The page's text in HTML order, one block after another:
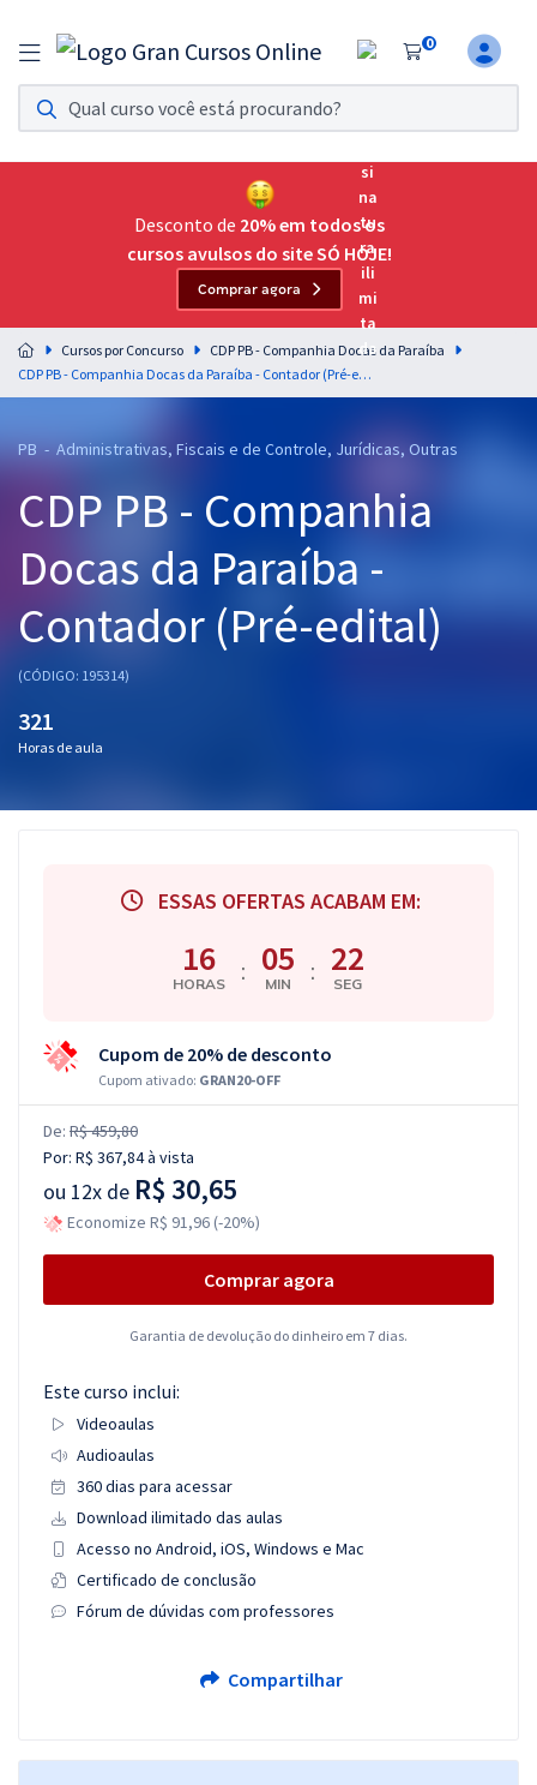
0
Assinatura Ilimitada 11
Acesso a todos os cursos. Teste grátis por 7 dias!
Assinatura OAB Até Passar
Acesso ilimitado a toda preparação para o Exame da
Residências Multiprofissionais
Preparação completa e intensiva para as principais
residências em saúde do Brasil
Cursos 20% OFF
Pós
Graduação
OAB
Mentorias
Desconto de 20% em todos os
cursos avulsos do site SÓ HOJE!
Comprar agora
Cursos por Concurso
CDP PB - Companhia Docas da Paraíba
CDP PB - Companhia Docas da Paraíba - Contador (Pré-edital)
PB - Administrativas, Fiscais e de Controle, Jurídicas, Outras
CDP PB - Companhia
Docas da Paraíba -
Contador (Pré-edital)
(CÓDIGO: 195314)
321
Horas de aula
ESSAS OFERTAS ACABAM EM:
16
HORAS : 05
MIN : 22
SEG
Cupom de 20% de desconto
Cupom ativado: GRAN20-OFF
De: R$ 459,80
Por: R$ 367,84à vista
ou 12x de R$ 30,65
Economize R$ 91,96 (-20%)
Comprar agora
Garantia de devolução do dinheiro em 7 dias.
Este curso inclui:
Videoaulas
Audioaulas
360 dias para acessar
Download ilimitado das aulas
Acesso no Android, iOS, Windows e Mac
Certificado de conclusão
Fórum de dúvidas com professores
Compartilhar